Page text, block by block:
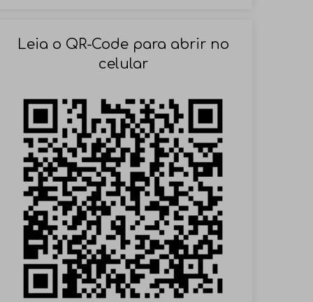
VOLTAR
Leia o QR-Code para abrir no
celular